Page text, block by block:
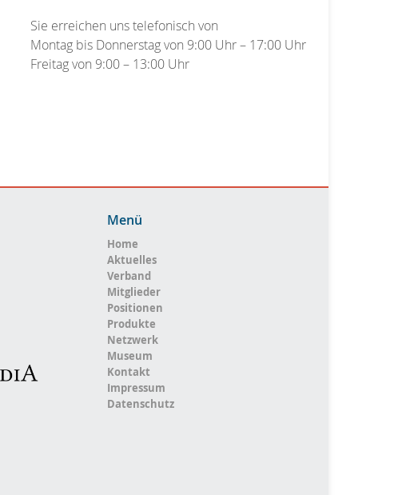
Sie erreichen uns telefonisch von
Montag bis Donnerstag von 9:00 Uhr – 17:00 Uhr
Freitag von 9:00 – 13:00 Uhr
Menü
Home
Aktuelles
Verband
Mitglieder
Positionen
Produkte
Netzwerk
Museum
Kontakt
Impressum
Datenschutz